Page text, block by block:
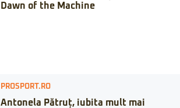
Dawn of the Machine
PROSPORT.RO
Antonela Pătruț, iubita mult mai